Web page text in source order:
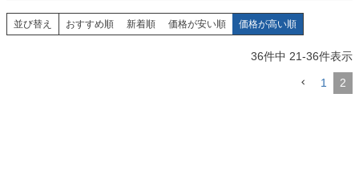
並び替え おすすめ順 新着順 価格が安い順 価格が高い順
36件中 21-36件表示
1 2